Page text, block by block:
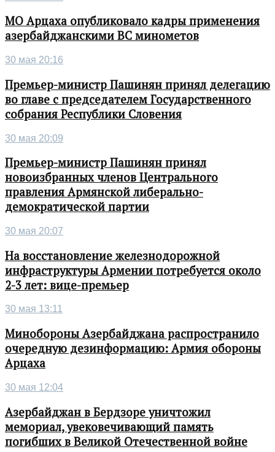
МО Арцаха опубликовало кадры применения
азербайджанскими ВС минометов
30 мая 20:16
Премьер-министр Пашинян принял делегацию
во главе с председателем Государственного
собрания Республики Словения
30 мая 20:09
Премьер-министр Пашинян принял
новоизбранных членов Центрального
правления Армянской либерально-
демократической партии
30 мая 20:07
На восстановление железнодорожной
инфраструктуры Армении потребуется около
2-3 лет: вице-премьер
30 мая 13:11
Минобороны Азербайджана распространило
очередную дезинформацию: Армия обороны
Арцаха
30 мая 12:04
Азербайджан в Бердзоре уничтожил
мемориал, увековечивающий память
погибших в Великой Отечественной войне